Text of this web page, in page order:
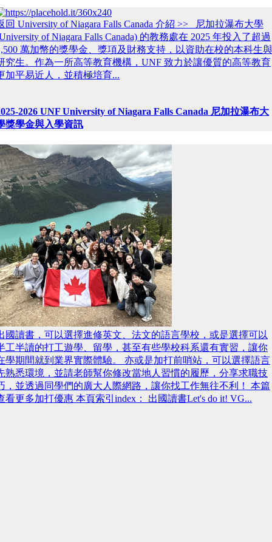
回 University of Niagara Falls Canada 介紹 >> 尼加拉瀑布大學
of Niagara Falls Canada) 的教務處在 2025 年投入了超過
萬加幣的獎學金、獎項及財務支持，以資助在校的本科生與
究生。作為一所高等教育機構，UNF 致力於讓優質的高等教育
加平易近人，並積極培育...
2026 UNF University of Niagara Falls Canada 尼加拉瀑布大
獎學金與入學資訊
國讀書，可以選擇進修英文、法文的語言學校，或是選擇可以
工半讀的打工遊學、留學，甚至有些學校科系還有實習，讓你
學期間就到業界實際體驗。 亦或是加打前哨站，可以選擇語言
熟悉環境，並請老師幫你修改當地人習慣的履歷，分享求職技
，並透過同學們的廣大人際網路，讓你找工作無往不利！ 本篇
看更多加打優惠 本頁索引index： 出國讀書Let's do it! VG...